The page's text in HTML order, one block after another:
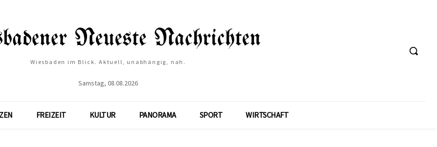
Wiesbaden im Blick. Aktuell, unabhängig, nah.
Samstag, 08.08.2026
FREIZEIT KULTUR PANORAMA SPORT WIRTSCHAFT